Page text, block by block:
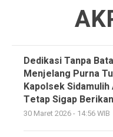
Dedikasi Tanpa
Menjelang Purna
Kapolsek Sidamulih
Tetap Sigap
30 Maret 2026 - 14:56 WIB